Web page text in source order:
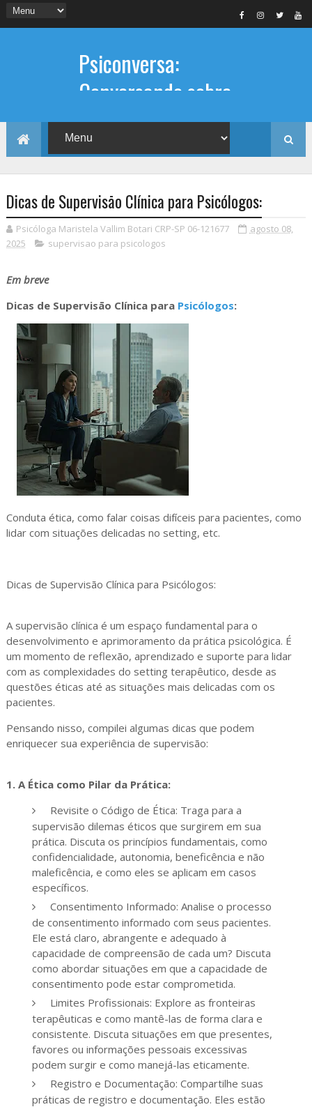
Psiconversa:
Conversando sobre
Psicologia
Informações sobre: Psicóloga,
Psicoterapia, terapia de casal, terapia
individual, Psicóloga online e presencial,
Dicas de Supervisāo Clínica para Psicólogos:
Psicóloga Maristela Vallim Botari CRP-SP 06-121677
agosto 08,
2025
supervisao para psicologos
Em breve
Dicas de Supervisāo Clínica para Psicólogos:
Conduta ética, como falar coisas difíceis para pacientes, como
lidar com situações delicadas no setting, etc.
Dicas de Supervisão Clínica para Psicólogos:
A supervisão clínica é um espaço fundamental para o
desenvolvimento e aprimoramento da prática psicológica. É
um momento de reflexão, aprendizado e suporte para lidar
com as complexidades do setting terapêutico, desde as
questões éticas até as situações mais delicadas com os
pacientes.
Pensando nisso, compilei algumas dicas que podem
enriquecer sua experiência de supervisão:
1. A Ética como Pilar da Prática:
Revisite o Código de Ética: Traga para a
supervisão dilemas éticos que surgirem em sua
prática. Discuta os princípios fundamentais, como
confidencialidade, autonomia, beneficência e não
maleficência, e como eles se aplicam em casos
específicos.
Consentimento Informado: Analise o processo
de consentimento informado com seus pacientes.
Ele está claro, abrangente e adequado à
capacidade de compreensão de cada um? Discuta
como abordar situações em que a capacidade de
consentimento pode estar comprometida.
Limites Profissionais: Explore as fronteiras
terapêuticas e como mantê-las de forma clara e
consistente. Discuta situações em que presentes,
favores ou informações pessoais excessivas
podem surgir e como manejá-las eticamente.
Registro e Documentação: Compartilhe suas
práticas de registro e documentação. Eles estão